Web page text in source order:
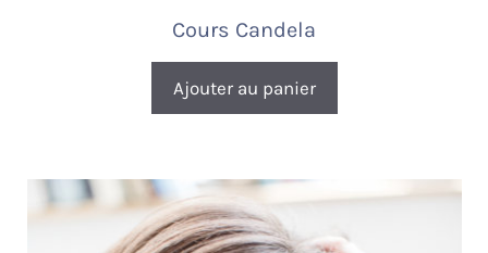
Cours Candela
Ajouter au panier